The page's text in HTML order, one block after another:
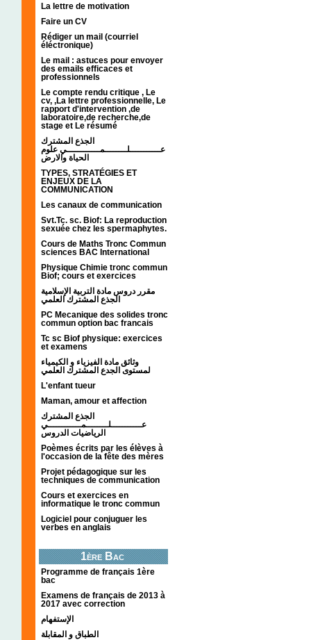
La lettre de motivation
Faire un CV
Rédiger un mail (courriel
éléctronique)
Le mail : astuces pour envoyer
des emails efficaces et
professionnels
Le compte rendu critique , Le
cv, ,La lettre professionnelle, Le
rapport d'intervention ,de
laboratoire,de recherche,de
stage et Le résumé
الجذع المشترك
عـــــــــــلــــــــمــــــــــــي علوم
الحياة والارض
TYPES, STRATÉGIES ET
ENJEUX DE LA
COMMUNICATION
Les canaux de communication
Svt.Tc. sc. Biof: La reproduction
sexuée chez les spermaphytes.
Cours de Maths Tronc Commun
sciences BAC International
Physique Chimie tronc commun
Biof; cours et exercices
مقرر دروس مادة التربية الإسلامية
الجذع المشترك العلمي
PC Mecanique des solides tronc
commun option bac francais
Tc sc Biof physique: exercices
et examens
وثائق مادة الفيزياء و الكيمياء
L'enfant tueur
Maman, amour et affection
الجذع المشترك
عـــــــــــلــــــــمــــــــــــي
الرياضيات الدروس
Poèmes écrits par les élèves à
l'occasion de la fête des mères
Projet pédagogique sur les
techniques de communication
Cours et exercices en
informatique le tronc commun
Logiciel pour conjuguer les
verbes en anglais
1ère Bac
Programme de français 1ère
bac
Examens de français de 2013 à
2017 avec correction
الإستفهام
الطباق و المقابلة